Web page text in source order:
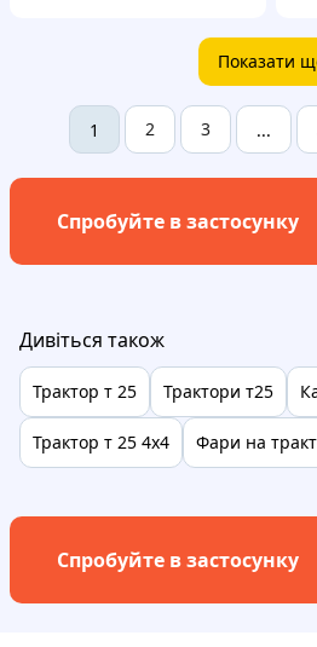
Показати
1 2 3 ...
Спробуйте в застосунку
Дивіться також
Трактор т 25 Трактори т25
Трактор т 25 4х4 Фари на
Спробуйте в застосунку